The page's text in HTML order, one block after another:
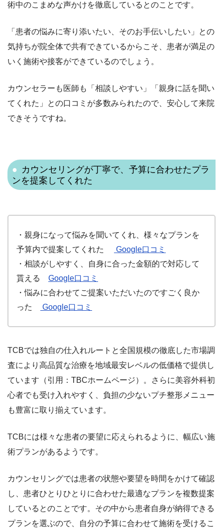
術中のこまめな声かけを徹底しているとのことです。
「患者の悩みに寄り添いたい、そのお手伝いしたい」との
気持ちが院全体で共有できているからこそ、患者が満足の
いく施術や接客ができているのでしょう。
カウンセラーも医師も「相談しやすい」「親身に話を聞い
てくれた」との口コミが多数みられたので、安心して来院
できそうですね。
カウンセリングが丁寧で、予算に合わせたプラ
ンを提案してくれた
・親身になって悩みを聞いてくれ、様々なプランを
予算内で提案してくれた
Google口コミ
・相談がしやすく、自身に合った金額的で対応して
貰える Google口コミ
・悩みに合わせてご提案いただいたのですごく良か
った
Google口コミ
TCBでは独自の仕入れルートと全国規模の徹底した市場調
査により高品質な治療を地域最安レベルの低価格で提供し
ています（引用：TBCホームページ）。さらに美容外科初
心者でも受け入れやすく、負担の少ないプチ整形メニュー
も豊富に取り揃えています。
TCBには様々な患者の要望に応えられるように、幅広い施
術プランがあるようです。
カウンセリングでは患者の状態や要望を時間をかけて確認
し、患者ひとりひとりに合わせた最適なプランを複数提案
しているとのことです。その中から患者自身が納得できる
プランを選ぶので、自分の予算に合わせて施術を受けるこ